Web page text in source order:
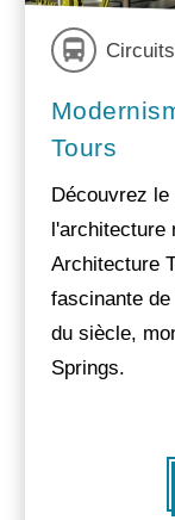
Tours
Découvrez
l'architecture
Architecture
fascinante
du siècle,
Springs.